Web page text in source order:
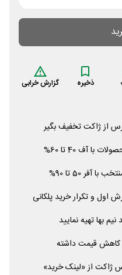
ذخیره گزارش خرابی
اول و تکرار خرید پلکانی
بها تهیه نمایید